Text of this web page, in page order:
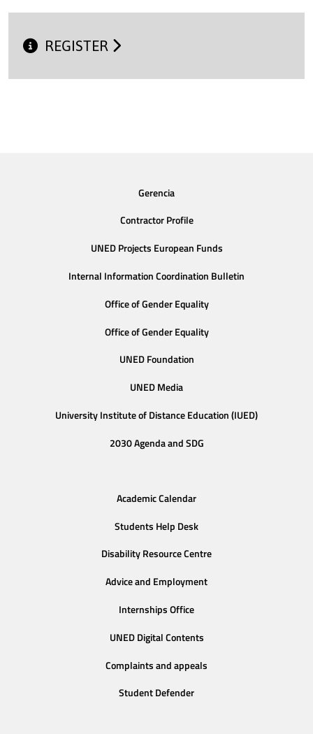
REGISTER
Gerencia
Contractor Profile
UNED Projects European Funds
Internal Information Coordination Bulletin
Office of Gender Equality
Office of Gender Equality
UNED Foundation
UNED Media
University Institute of Distance Education (IUED)
2030 Agenda and SDG
Academic Calendar
Students Help Desk
Disability Resource Centre
Advice and Employment
Internships Office
UNED Digital Contents
Complaints and appeals
Student Defender